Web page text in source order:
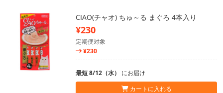
CIAO(チャオ) ちゅ～る まぐろ 4本入り
¥230
定期便対象
¥230
最短 8/12（水） にお届け
カートに入れる